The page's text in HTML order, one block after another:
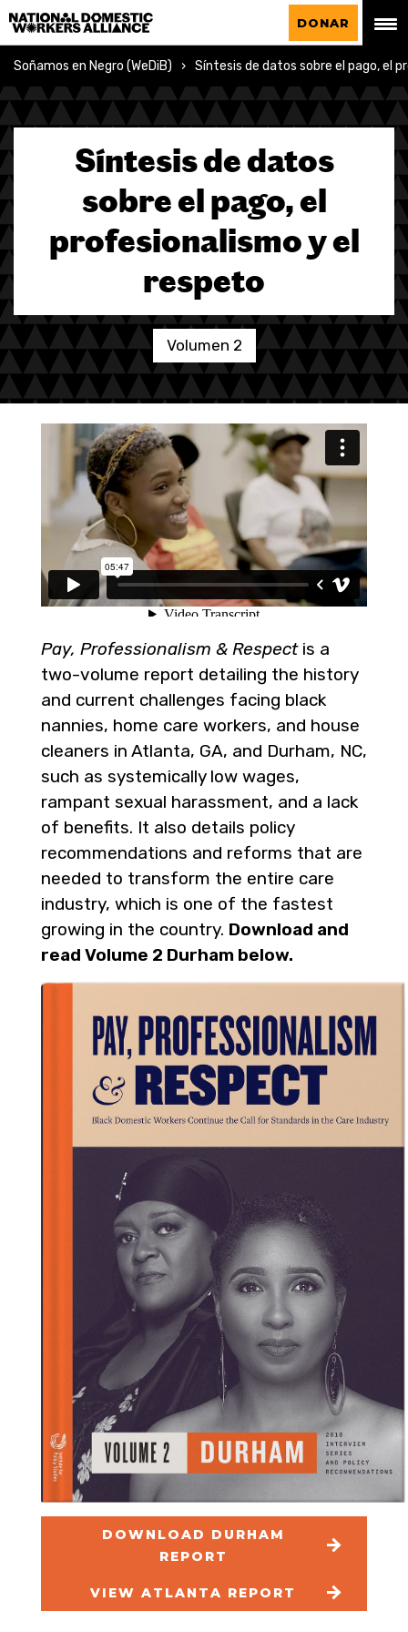
La Alianza Nacional de Trabajadoras del
Hogar
DONAR
Síntesis de datos
sobre el pago, el
profesionalismo y el
respeto
Volumen 2
Soñamos en Negro (WeDiB) Síntesis de datos sobre el pago, el
Pay, Professionalism & Respectis a
two-volume report detailing the history
and current challenges facing black
nannies, home care workers, and house
cleaners in Atlanta, GA, and Durham, NC,
such as systemically low wages,
rampant sexual harassment, and a lack
of benefits. It also details policy
recommendations and reforms that are
needed to transform the entire care
industry, which is one of the fastest
growing in the country. Download and
read Volume 2 Durham below.
DOWNLOAD DURHAM
REPORT
VIEW ATLANTA REPORT